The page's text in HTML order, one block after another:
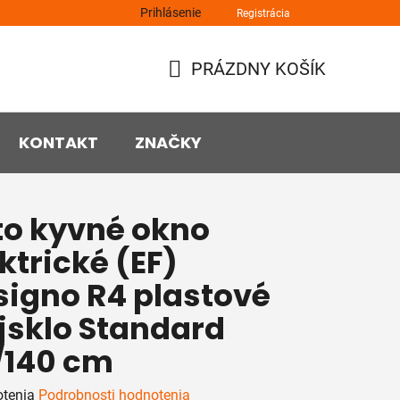
Prihlásenie Registrácia
KOŠÍK
PRÁZDNY KOŠÍK
KONTAKT ZNAČKY
kyvné okno
(EF)
R4 plastové
Standard
cm
Podrobnosti hodnotenia